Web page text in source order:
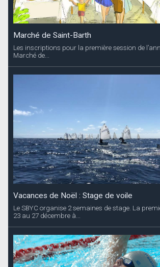
Marché de Saint-Barth
Les inscriptions pour la première session de
Marché de...
Vacances de Noël : Stage de voile
Le SBYC organise 2 semaines de stage. La
23 au 27 décembre à...